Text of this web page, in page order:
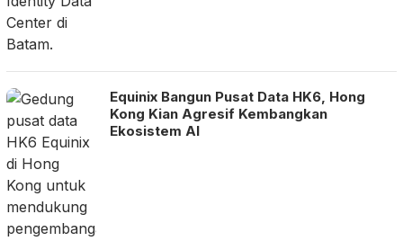
Equinix Bangun Pusat Data HK6, Hong
Kong Kian Agresif Kembangkan
Ekosistem AI